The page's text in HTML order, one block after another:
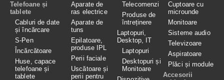
Telefoane și
tablete
Cabluri de date
și încărcare
S-Pen
Încărcătoare
Huse, capace
telefoane și
tablete
Aparate de
ras electrice
Aparate de
tuns
Epilatoare,
produse IPL
Perii faciale
Uscătoare și
perii pentru
Telecomenzi
Produse de
întreținere
Laptopuri,
Desktop, IT
Laptopuri
Desktopuri și
Monitoare
Cuptoare cu
microunde
Monitoare
Sisteme audio
Televizoare
Aspiratoare
Plăci și module
Accesorii